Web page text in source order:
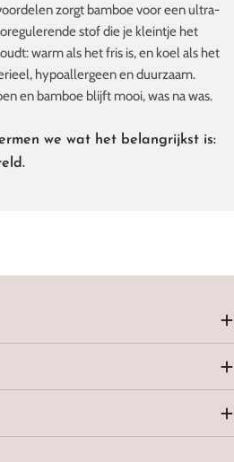
zorgt bamboe voor een ultra­
stof die je kleintje het
warm als het fris is, en koel als het
hypoallergeen en duurzaam.
en bamboe blijft mooi, was na was.
we wat het belangrijkst is: